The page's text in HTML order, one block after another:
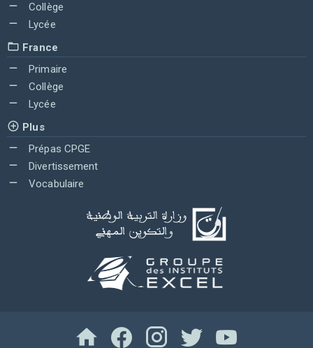
Collège
Lycée
France
Primaire
Collège
Lycée
Plus
Prépas CPGE
Divertissement
Vocabulaire